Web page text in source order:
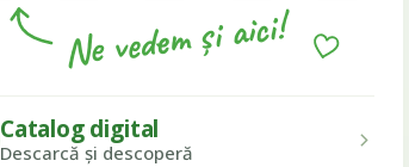
Ne vedem și aici!
Catalog digital
Descarcă și descoperă